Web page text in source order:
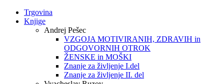
Trgovina
Knjige
Andrej Pešec
VZGOJA MOTIVIRANIH, ZDRAVIH in
ODGOVORNIH OTROK
ŽENSKE in MOŠKI
Znanje za življenje I.del
Znanje za življenje II. del